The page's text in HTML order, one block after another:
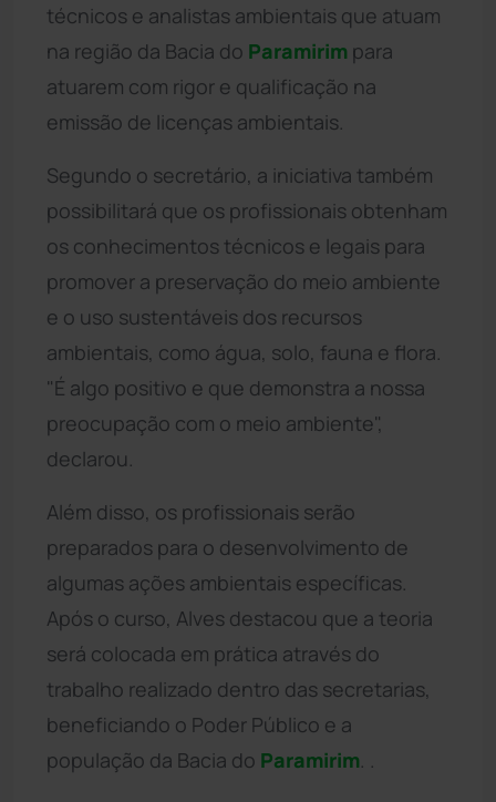
técnicos e analistas ambientais que atuam
na região da Bacia do Paramirim para
atuarem com rigor e qualificação na
emissão de licenças ambientais.
Segundo o secretário, a iniciativa também
possibilitará que os profissionais obtenham
os conhecimentos técnicos e legais para
promover a preservação do meio ambiente
e o uso sustentáveis dos recursos
ambientais, como água, solo, fauna e flora.
"É algo positivo e que demonstra a nossa
preocupação com o meio ambiente",
declarou.
Além disso, os profissionais serão
preparados para o desenvolvimento de
algumas ações ambientais específicas.
Após o curso, Alves destacou que a teoria
será colocada em prática através do
trabalho realizado dentro das secretarias,
beneficiando o Poder Público e a
população da Bacia do Paramirim